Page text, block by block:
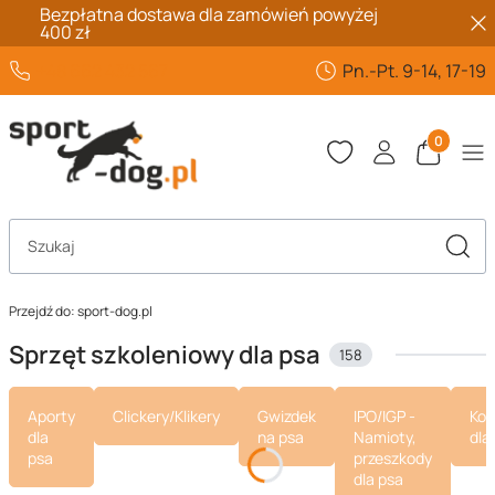
Bezpłatna dostawa dla zamówień powyżej
400 zł
Pn.-Pt. 9-14, 17-19
Produkty
Otwórz wyszukiwarkę
Przejdź do:sport-dog.pl
Sprzęt szkoleniowy dla psa 158
Aporty
dla
psa
Clickery/Klikery
Gwizdek
na psa
IPO/IGP -
Namioty,
przeszkody
dla psa
dla